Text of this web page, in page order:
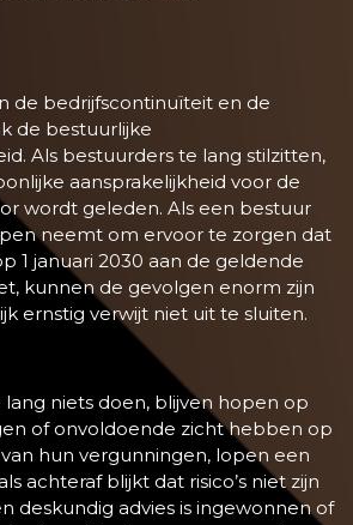
de bedrijfscontinuïteit en de
de bestuurlijke
Als bestuurders te lang stilzitten,
aansprakelijkheid voor de
wordt geleden. Als een bestuur
neemt om ervoor te zorgen dat
1 januari 2030 aan de geldende
kunnen de gevolgen enorm zijn
ernstig verwijt niet uit te sluiten.
niets doen, blijven hopen op
of onvoldoende zicht hebben op
hun vergunningen, lopen een
achteraf blijkt dat risico’s niet zijn
deskundig advies is ingewonnen of